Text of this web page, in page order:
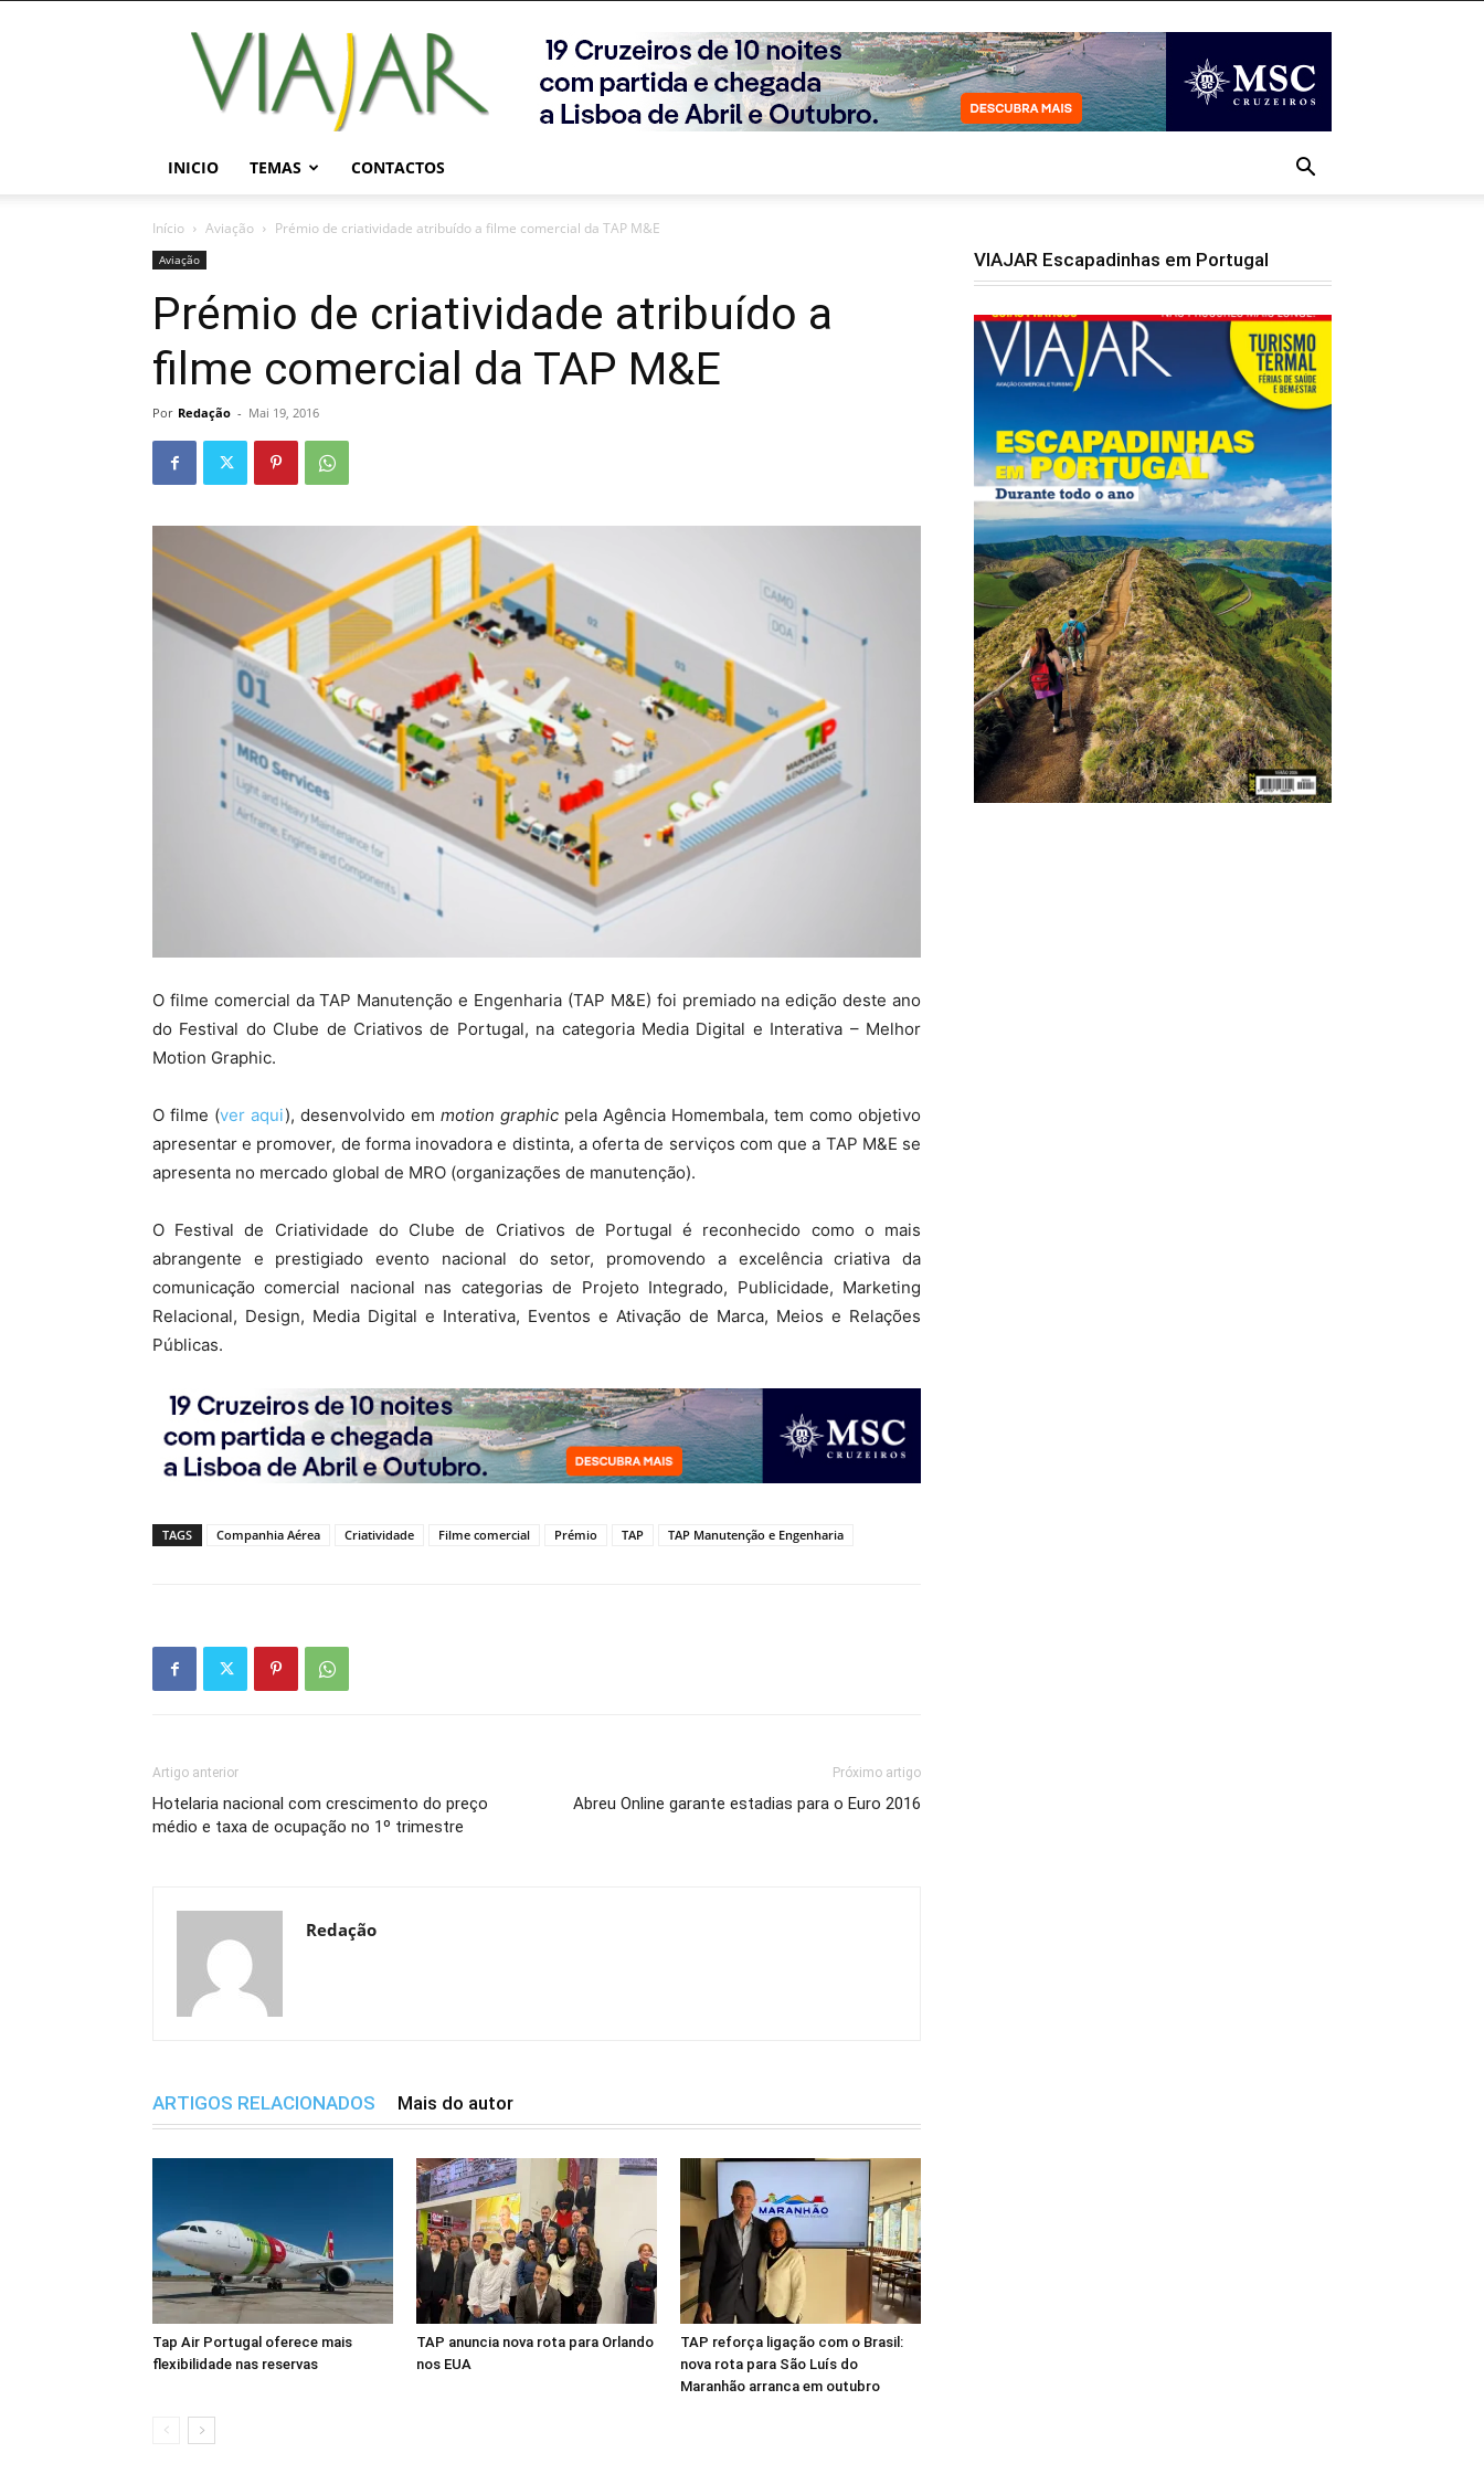
Viajar
Magazine
Online
INICIO TEMAS CONTACTOS
Início Aviação Prémio de criatividade atribuído a filme comercial da TAP M&E
Aviação
Prémio de criatividade atribuído a
filme comercial da TAP M&E
Por Redação - Mai 19, 2016
O filme comercial da TAP Manutenção e Engenharia (TAP M&E) foi premiado na edição deste ano
do Festival do Clube de Criativos de Portugal, na categoria Media Digital e Interativa – Melhor
Motion Graphic.
O filme (ver aqui), desenvolvido em motion graphic pela Agência Homembala, tem como objetivo
apresentar e promover, de forma inovadora e distinta, a oferta de serviços com que a TAP M&E se
apresenta no mercado global de MRO (organizações de manutenção).
O Festival de Criatividade do Clube de Criativos de Portugal é reconhecido como o mais
abrangente e prestigiado evento nacional do setor, promovendo a excelência criativa da
comunicação comercial nacional nas categorias de Projeto Integrado, Publicidade, Marketing
Relacional, Design, Media Digital e Interativa, Eventos e Ativação de Marca, Meios e Relações
Públicas.
TAGS Companhia Aérea Criatividade Filme comercial Prémio TAP TAP Manutenção e Engenharia
Artigo anterior
Hotelaria nacional com crescimento do preço
médio e taxa de ocupação no 1º trimestre
Próximo artigo
Abreu Online garante estadias para o Euro 2016
Redação
ARTIGOS RELACIONADOS Mais do autor
Tap Air Portugal oferece mais
flexibilidade nas reservas
TAP anuncia nova rota para Orlando
nos EUA
TAP reforça ligação com o Brasil:
nova rota para São Luís do
Maranhão arranca em outubro
VIAJAR Escapadinhas em Portugal